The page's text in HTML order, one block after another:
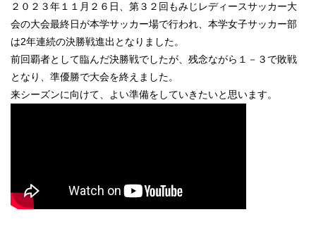
２０２３年１１月２６日、第３２回もみじレディースサッカー大
会の大会最終日が本学サッカー場で行われ、本学女子サッカー部
は2年連続の決勝戦進出となりました。
前回覇者として臨んだ決勝戦でしたが、残念ながら１－３で敗戦
となり、準優勝で大会を終えました。
来シーズンに向けて、よい準備をしていきたいと思います。